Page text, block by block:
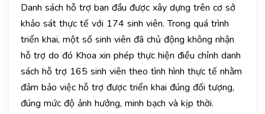
Danh sách hỗ trợ ban đầu được xây dựng trên cơ sở
khảo sát thực tế với 174 sinh viên. Trong quá trình
triển khai, một số sinh viên đã chủ động không nhận
hỗ trợ do đó Khoa xin phép thực hiện điều chỉnh danh
sách hỗ trợ 165 sinh viên theo tình hình thực tế nhằm
đảm bảo việc hỗ trợ được triển khai đúng đối tượng,
đúng mức độ ảnh hưởng, minh bạch và kịp thời.